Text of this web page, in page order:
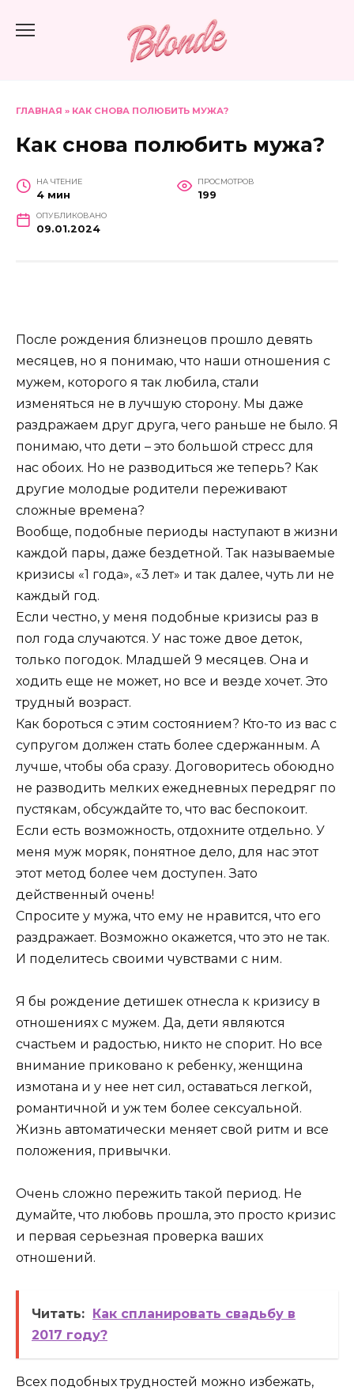
ГЛАВНАЯ » КАК СНОВА ПОЛЮБИТЬ МУЖА?
Как снова полюбить мужа?
НА ЧТЕНИЕ
4 мин
ПРОСМОТРОВ
199
ОПУБЛИКОВАНО
09.01.2024
После рождения близнецов прошло девять
месяцев, но я понимаю, что наши отношения с
мужем, которого я так любила, стали
изменяться не в лучшую сторону. Мы даже
раздражаем друг друга, чего раньше не было. Я
понимаю, что дети – это большой стресс для
нас обоих. Но не разводиться же теперь? Как
другие молодые родители переживают
сложные времена?
Вообще, подобные периоды наступают в жизни
каждой пары, даже бездетной. Так называемые
кризисы «1 года», «3 лет» и так далее, чуть ли не
каждый год.
Если честно, у меня подобные кризисы раз в
пол года случаются. У нас тоже двое деток,
только погодок. Младшей 9 месяцев. Она и
ходить еще не может, но все и везде хочет. Это
трудный возраст.
Как бороться с этим состоянием? Кто-то из вас с
супругом должен стать более сдержанным. А
лучше, чтобы оба сразу. Договоритесь обоюдно
не разводить мелких ежедневных передряг по
пустякам, обсуждайте то, что вас беспокоит.
Если есть возможность, отдохните отдельно. У
меня муж моряк, понятное дело, для нас этот
этот метод более чем доступен. Зато
действенный очень!
Спросите у мужа, что ему не нравится, что его
раздражает. Возможно окажется, что это не так.
И поделитесь своими чувствами с ним.
Я бы рождение детишек отнесла к кризису в
отношениях с мужем. Да, дети являются
счастьем и радостью, никто не спорит. Но все
внимание приковано к ребенку, женщина
измотана и у нее нет сил, оставаться легкой,
романтичной и уж тем более сексуальной.
Жизнь автоматически меняет свой ритм и все
положения, привычки.
Очень сложно пережить такой период. Не
думайте, что любовь прошла, это просто кризис
и первая серьезная проверка ваших
отношений.
Читать: Как спланировать свадьбу в
2017 году?
Всех подобных трудностей можно избежать,